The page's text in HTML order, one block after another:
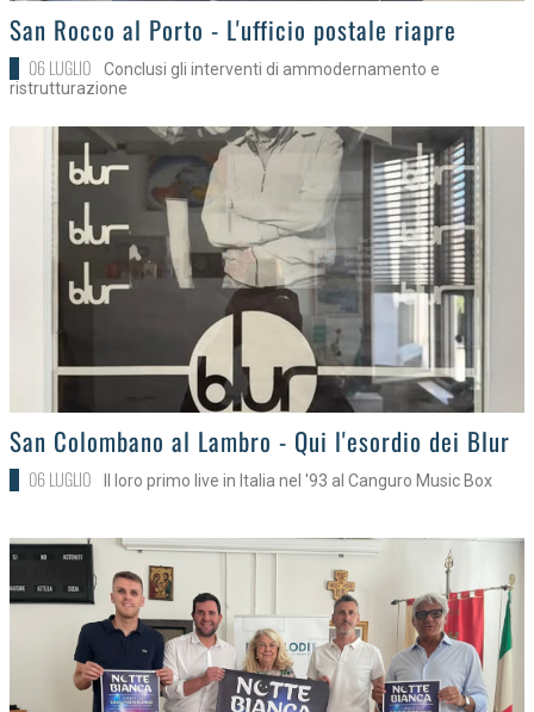
>
San Rocco al Porto - L'ufficio postale riapre
06 LUGLIO
Conclusi gli interventi di ammodernamento e
ristrutturazione
>
San Colombano al Lambro - Qui l'esordio dei Blur
06 LUGLIO Il loro primo live in Italia nel '93 al Canguro Music Box